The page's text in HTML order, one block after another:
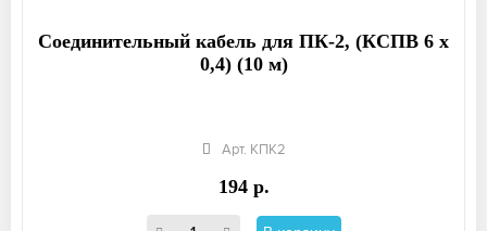
Соединительный кабель для ПК-2, (КСПВ 6 х
0,4) (10 м)
Арт. КПК2
194 р.